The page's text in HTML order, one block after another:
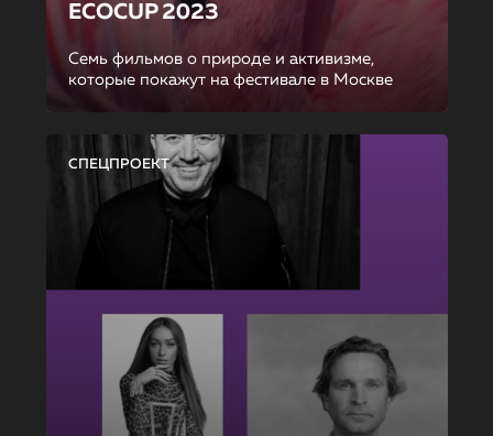
ECOCUP 2023
Семь фильмов о природе и активизме,
которые покажут на фестивале в Москве
СПЕЦПРОЕКТ